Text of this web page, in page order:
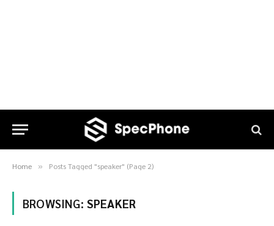
Home » Posts Tagged "speaker" (Page 2)
BROWSING: SPEAKER